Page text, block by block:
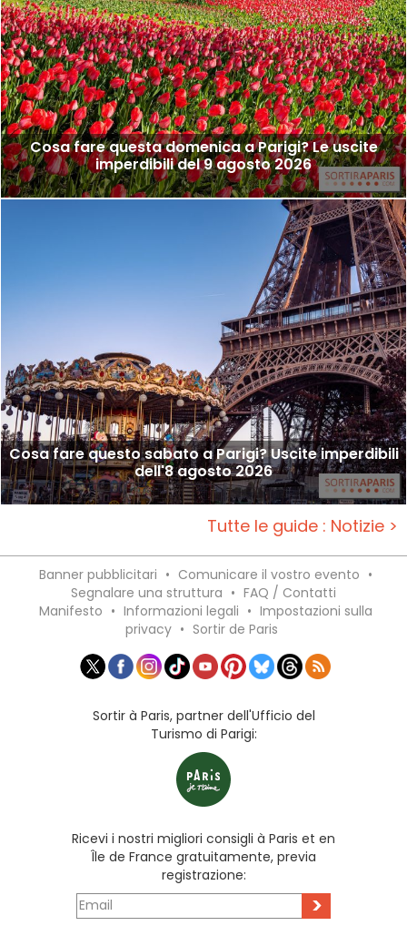
Cosa fare questa domenica a Parigi? Le uscite
imperdibili del 9 agosto 2026
Cosa fare questo sabato a Parigi? Uscite imperdibili
dell'8 agosto 2026
Tutte le guide : Notizie >
Banner pubblicitari • Comunicare il vostro evento •
Segnalare una struttura • FAQ / Contatti
Manifesto • Informazioni legali • Impostazioni sulla
privacy • Sortir de Paris
Sortir à Paris, partner dell'Ufficio del
Turismo di Parigi:
Ricevi i nostri migliori consigli à Paris et en
Île de France gratuitamente, previa
registrazione:
>